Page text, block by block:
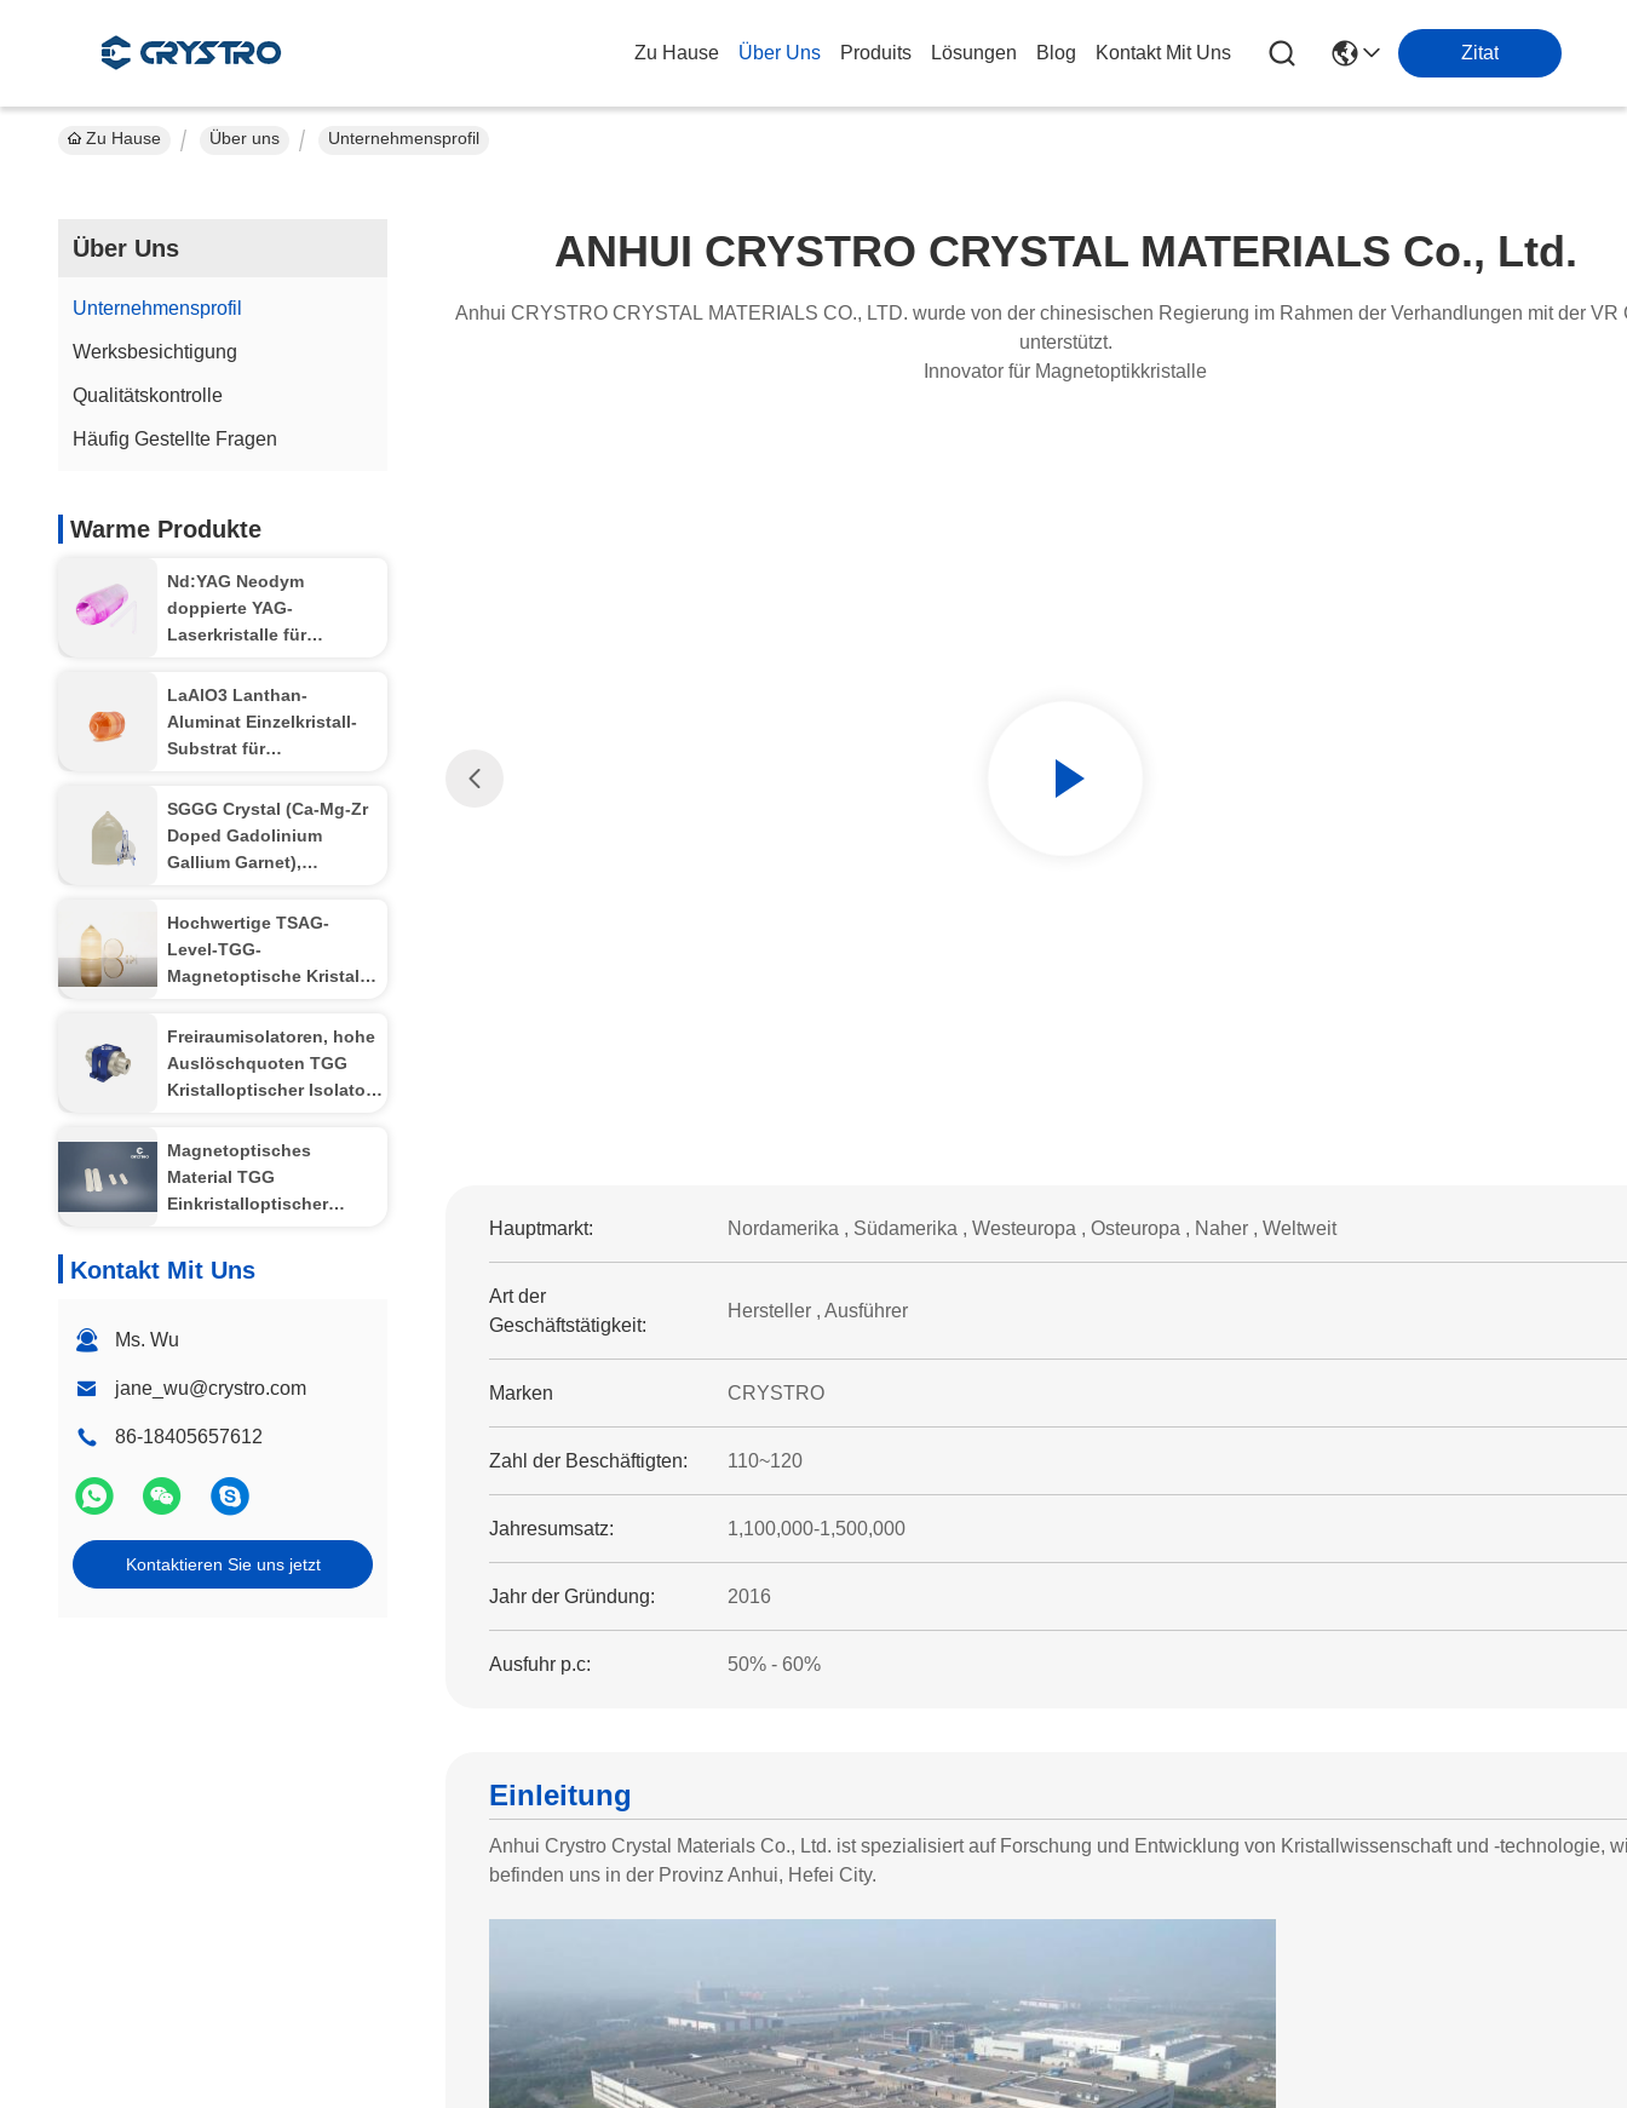
Zu Hause Über Uns Produits Lösungen Blog Kontakt Mit Uns Zitat
Zu Hause Über uns Unternehmensprofil
Über Uns
Unternehmensprofil
Werksbesichtigung
Qualitätskontrolle
Häufig Gestellte Fragen
Warme Produkte
Nd:YAG Neodym
doppierte YAG-
Laserkristalle für
Festkörperlasersysteme
LaAlO3 Lanthan-
Aluminat Einzelkristall-
Substrat für
Supraleiter und riesige
Magnetwiderstands-
Dünnfilm
SGGG Crystal (Ca-Mg-Zr
Doped Gadolinium
Gallium Garnet),
Substratmaterial, speziell
für das epitaxielle
Wachstum von dünnen
Hochwertige TSAG-
Level-TGG-
Magnetoptische Kristall,
für Faraday-Isolatoren
und Rotatoren, 400 ‰
1100 nm Übertragung
Freiraumisolatoren, hohe
Auslöschquoten TGG
Kristalloptischer Isolator,
hohe Stabilität
Einzel-/Mehrstufenisolator
Magnetoptisches
Material TGG
Einkristalloptischer
Kontakt Mit Uns
Ms. Wu
jane_wu@crystro.com
86-18405657612
Kontaktieren Sie uns jetzt
ANHUI CRYSTRO CRYSTAL MATERIALS Co., Ltd.
Anhui CRYSTRO CRYSTAL MATERIALS CO., LTD. wurde von der chinesischen Regierung im Rahmen der Verhandlungen mit der VR
unterstützt.
Innovator für Magnetoptikkristalle
Hauptmarkt: Nordamerika , Südamerika , Westeuropa , Osteuropa , Naher , Weltweit
Art der
Geschäftstätigkeit:
Hersteller , Ausführer
Marken CRYSTRO
Zahl der Beschäftigten: 110~120
Jahresumsatz: 1,100,000-1,500,000
Jahr der Gründung: 2016
Ausfuhr p.c: 50% - 60%
Einleitung
Anhui Crystro Crystal Materials Co., Ltd. ist spezialisiert auf Forschung und Entwicklung von Kristallwissenschaft und -technologie,
befinden uns in der Provinz Anhui, Hefei City.